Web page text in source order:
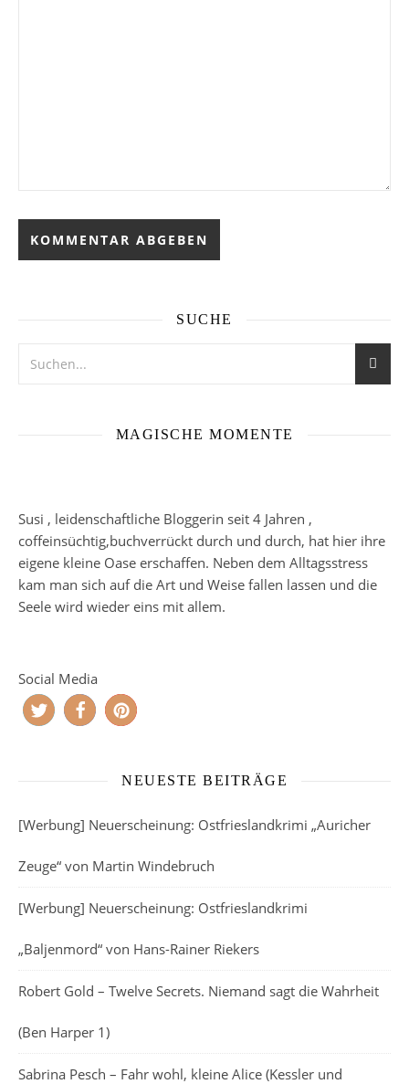
SUCHE
MAGISCHE MOMENTE
Susi , leidenschaftliche Bloggerin seit 4 Jahren ,
coffeinsüchtig,buchverrückt durch und durch, hat hier ihre
eigene kleine Oase erschaffen. Neben dem Alltagsstress
kam man sich auf die Art und Weise fallen lassen und die
Seele wird wieder eins mit allem.
Social Media
NEUESTE BEITRÄGE
[Werbung] Neuerscheinung: Ostfrieslandkrimi „Auricher
Zeuge“ von Martin Windebruch
[Werbung] Neuerscheinung: Ostfrieslandkrimi
„Baljenmord“ von Hans-Rainer Riekers
Robert Gold – Twelve Secrets. Niemand sagt die Wahrheit
(Ben Harper 1)
Sabrina Pesch – Fahr wohl, kleine Alice (Kessler und